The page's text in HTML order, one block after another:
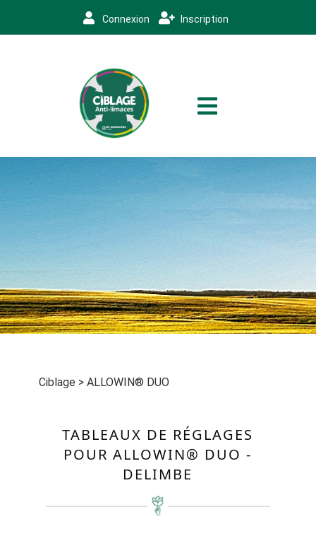
Connexion Inscription
Ciblage > ALLOWIN® DUO
TABLEAUX DE RÉGLAGES
POUR ALLOWIN® DUO -
DELIMBE